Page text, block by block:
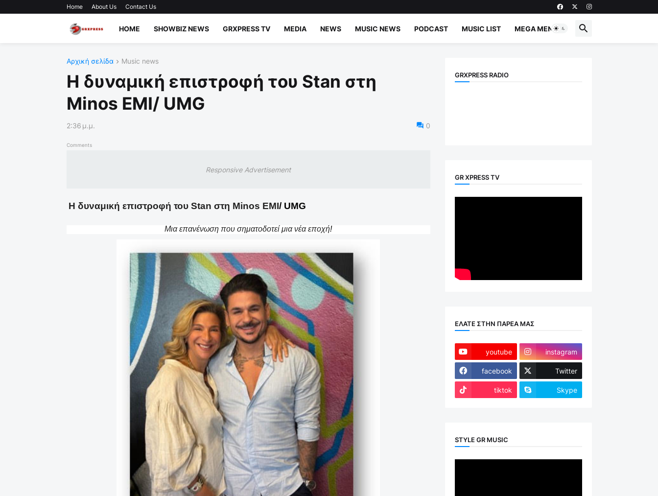
Home About Us Contact Us
HOME SHOWBIZ NEWS GRXPRESS TV MEDIA NEWS MUSIC NEWS PODCAST MUSIC LIST MEGA MENU
Αρχική σελίδα Music news
Η δυναμική επιστροφή του Stan στη
Minos EMI/ UMG
2:36 μ.μ. 0
Comments
Responsive Advertisement
Η δυναμική επιστροφή του Stan στη Minos EMI/ UMG
Μια επανένωση που σηματοδοτεί μια νέα εποχή!
GRXPRESS RADIO
GR XPRESS TV
ΕΛΑΤΕ ΣΤΗΝ ΠΑΡΕΑ ΜΑΣ
youtube instagram
facebook Twitter
tiktok Skype
STYLE GR MUSIC